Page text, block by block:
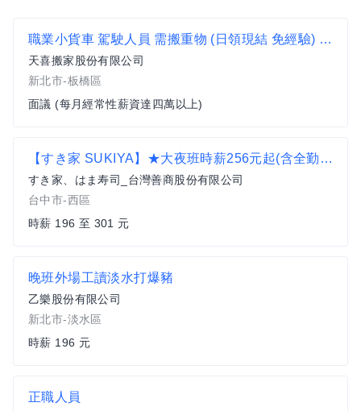
職業小貨車 駕駛人員 需搬重物 (日領現結 免經驗) 電洽優先
天喜搬家股份有限公司
新北市-板橋區
面議 (每月經常性薪資達四萬以上)
【すき家 SUKIYA】★大夜班時薪256元起(含全勤加津貼)★ 健行博館店
すき家、はま寿司_台灣善商股份有限公司
台中市-西區
時薪 196 至 301 元
晚班外場工讀淡水打爆豬
乙樂股份有限公司
新北市-淡水區
時薪 196 元
正職人員